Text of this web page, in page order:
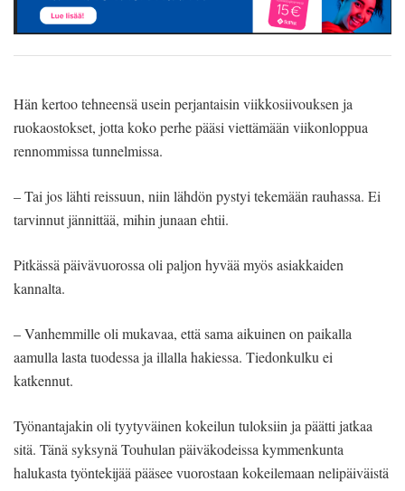
Hän kertoo tehneensä usein perjantaisin viikkosiivouksen ja
ruokaostokset, jotta koko perhe pääsi viettämään viikonloppua
rennommissa tunnelmissa.
– Tai jos lähti reissuun, niin lähdön pystyi tekemään rauhassa. Ei
tarvinnut jännittää, mihin junaan ehtii.
Pitkässä päivävuorossa oli paljon hyvää myös asiakkaiden
kannalta.
– Vanhemmille oli mukavaa, että sama aikuinen on paikalla
aamulla lasta tuodessa ja illalla hakiessa. Tiedonkulku ei
katkennut.
Työnantajakin oli tyytyväinen kokeilun tuloksiin ja päätti jatkaa
sitä. Tänä syksynä Touhulan päiväkodeissa kymmenkunta
halukasta työntekijää pääsee vuorostaan kokeilemaan nelipäiväistä